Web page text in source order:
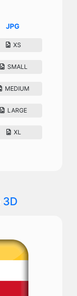
JPG
XS
SMALL
MEDIUM
LARGE
XL
3D